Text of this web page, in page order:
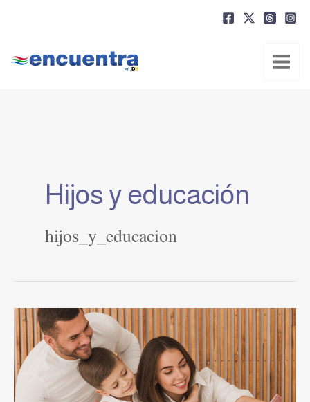
Hijos y educación
hijos_y_educacion
Tres
hábitos
que
fortalecen
la
salud